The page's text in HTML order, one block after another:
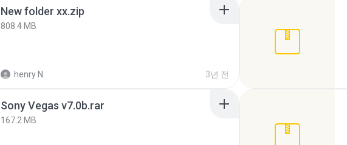
New folder xx.zip
808.4 MB
henry N. 3년 전
Sony Vegas v7.0b.rar
167.2 MB